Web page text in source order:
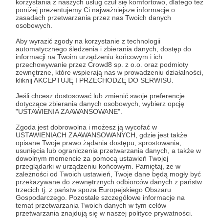
korzystania z naszych usług czuł się komfortowo, dlatego też
poniżej prezentujemy Ci najważniejsze informacje o
zasadach przetwarzania przez nas Twoich danych
osobowych.
Aby wyrazić zgody na korzystanie z technologii
automatycznego śledzenia i zbierania danych, dostęp do
informacji na Twoim urządzeniu końcowym i ich
przechowywanie przez Crowd8 sp. z o.o. oraz podmioty
zewnętrzne, które wspierają nas w prowadzeniu działalności,
kliknij AKCEPTUJĘ I PRZECHODZĘ DO SERWISU.
Jeśli chcesz dostosować lub zmienić swoje preferencje
dotyczące zbierania danych osobowych, wybierz opcję
"USTAWIENIA ZAAWANSOWANE".
Zgoda jest dobrowolna i możesz ją wycofać w
USTAWIENIACH ZAAWANSOWANYCH, gdzie jest także
opisane Twoje prawo żądania dostępu, sprostowania,
usunięcia lub ograniczenia przetwarzania danych, a także w
dowolnym momencie za pomocą ustawień Twojej
przeglądarki w urządzeniu końcowym. Pamiętaj, że w
zależności od Twoich ustawień, Twoje dane będą mogły być
przekazywane do zewnętrznych odbiorców danych z państw
trzecich tj. z państw spoza Europejskiego Obszaru
Gospodarczego. Pozostałe szczegółowe informacje na
temat przetwarzania Twoich danych w tym celów
przetwarzania znajdują się w naszej polityce prywatności.
Nazywam się Andrzej Korasiewicz, w 2001 roku
założyłem stronę Alternativepop.pl, która stała się
miejscem, w którym swoje teksty publikowało
kilkudziesięciu autorów. Między rokiem 2001 a
2015 dla serwisu Alternativepop.pl powstało kilka
tysięcy tekstów - recenzji muzycznych, relacji z
koncertów, wywiadów z muzykami i innych
artykułów, nie licząc newsów. W 2015 roku serwis
internetowy Alternativepop.pl zawiesił swoje
funkcjowanie.
Ale w 2023 roku strona Alternativepop.pl
powróciła jako Magazyn Autorów. Do magazynu
dołączyły nowe osoby, które piszą z pasji, żaden z
autorów nie pobiera
wynagrodzenia. "Alternativepop.pl - Magazyn
Autorów" swojej działalności nie opiera na
dochodach i reklamach. Więcej na
stronie:https://alternativepop.pl/o-stronie
Cele
Utrzymanie istnienia
"Alternativepop.pl - Magazyn
Autorów"
Regularne
do
Autorów"